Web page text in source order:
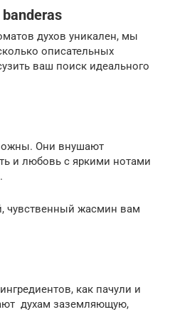
духов уникален, мы
описательных
ваш поиск идеального
Они внушают
и любовь с яркими нотами
чувственный жасмин вам
как пачули и
духам заземляющую,